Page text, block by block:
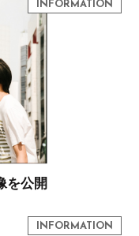
を公開